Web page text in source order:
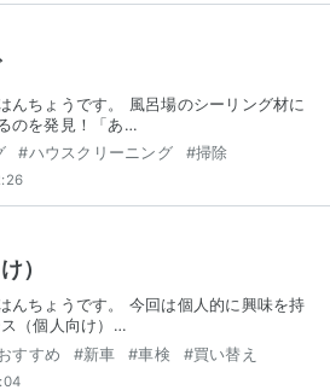
んちょうです。 風呂場のシーリング材に
のを発見！「あ…
#ハウスクリーニング #掃除
）
んちょうです。 今回は個人的に興味を持
（個人向け）…
すすめ #新車 #車検 #買い替え